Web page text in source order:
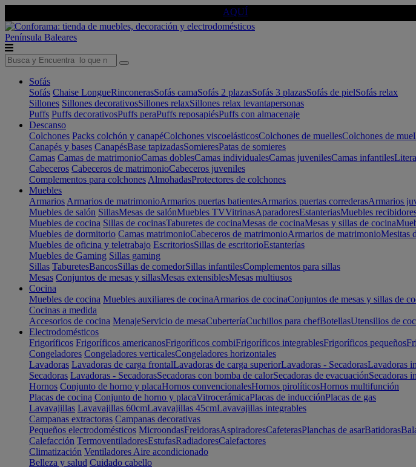
AQUÍ
Península Baleares
Sofás
Sofás Chaise LongueRinconerasSofás camaSofás 2 plazasSofás 3 plazasSofás de pielSofás relax
Sillones Sillones decorativosSillones relaxSillones relax levantapersonas
Puffs Puffs decorativosPuffs peraPuffs reposapiésPuffs con almacenaje
Descanso
Colchones Packs colchón y canapéColchones viscoelásticosColchones de muellesColchones de
Canapés y bases CanapésBase tapizadasSomieresPatas de somieres
Camas Camas de matrimonioCamas doblesCamas individualesCamas juvenilesCamas infantiles
Cabeceros Cabeceros de matrimonioCabeceros juveniles
Complementos para colchones AlmohadasProtectores de colchones
Muebles
Armarios Armarios de matrimonioArmarios puertas batientesArmarios puertas correderasArmarios
Muebles de salón SillasMesas de salónMuebles TVVitrinasAparadoresEstanteriasMuebles
Muebles de cocina Sillas de cocinasTaburetes de cocinaMesas de cocinaMesas y sillas de cocina
Muebles de dormitorio Camas matrimonioCabeceros de matrimonioArmarios de matrimonioMesitas
Muebles de oficina y teletrabajo EscritoriosSillas de escritorioEstanterías
Muebles de Gaming Sillas gaming
Sillas TaburetesBancosSillas de comedorSillas infantilesComplementos para sillas
Mesas Conjuntos de mesas y sillasMesas extensiblesMesas multiusos
Cocina
Muebles de cocina Muebles auxiliares de cocinaArmarios de cocinaConjuntos de mesas y sillas de
Cocinas a medida
Accesorios de cocina MenajeServicio de mesaCuberteríaCuchillos para chefBotellasUtensilios de
Electrodomésticos
Frigoríficos Frigoríficos americanosFrigoríficos combiFrigoríficos integrablesFrigoríficos pequeños
Congeladores Congeladores verticalesCongeladores horizontales
Lavadoras Lavadoras de carga frontalLavadoras de carga superiorLavadoras - SecadorasLavadoras
Secadoras Lavadoras - SecadorasSecadoras con bomba de calorSecadoras de evacuaciónSecadoras
Hornos Conjunto de horno y placaHornos convencionalesHornos pirolíticosHornos multifunción
Placas de cocina Conjunto de horno y placaVitrocerámicaPlacas de inducciónPlacas de gas
Lavavajillas Lavavajillas 60cmLavavajillas 45cmLavavajillas integrables
Campanas extractoras Campanas decorativas
Pequeños electrodomésticos MicroondasFreidorasAspiradoresCafeterasPlanchas de asarBatidoras
Calefacción TermoventiladoresEstufasRadiadoresCalefactores
Climatización Ventiladores Aire acondicionado
Belleza y salud Cuidado cabello